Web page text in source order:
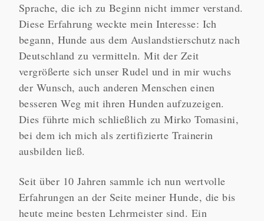
Sprache, die ich zu Beginn nicht immer verstand.
Diese Erfahrung weckte mein Interesse: Ich
begann, Hunde aus dem Auslandstierschutz nach
Deutschland zu vermitteln. Mit der Zeit
vergrößerte sich unser Rudel und in mir wuchs
der Wunsch, auch anderen Menschen einen
besseren Weg mit ihren Hunden aufzuzeigen.
Dies führte mich schließlich zu Mirko Tomasini,
bei dem ich mich als zertifizierte Trainerin
ausbilden ließ.
Seit über 10 Jahren sammle ich nun wertvolle
Erfahrungen an der Seite meiner Hunde, die bis
heute meine besten Lehrmeister sind. Ein